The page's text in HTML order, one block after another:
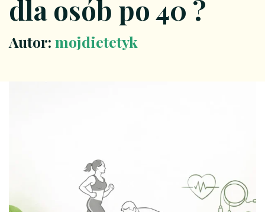
dla osób po 40 ?
Autor: mojdietetyk